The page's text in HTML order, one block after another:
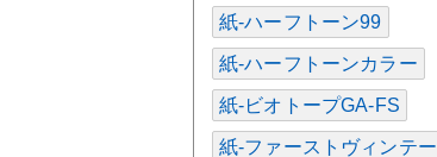
紙-ハーフトーン99
紙-ハーフトーンカラー
紙-ビオトープGA-FS
紙-ファーストヴィンテー